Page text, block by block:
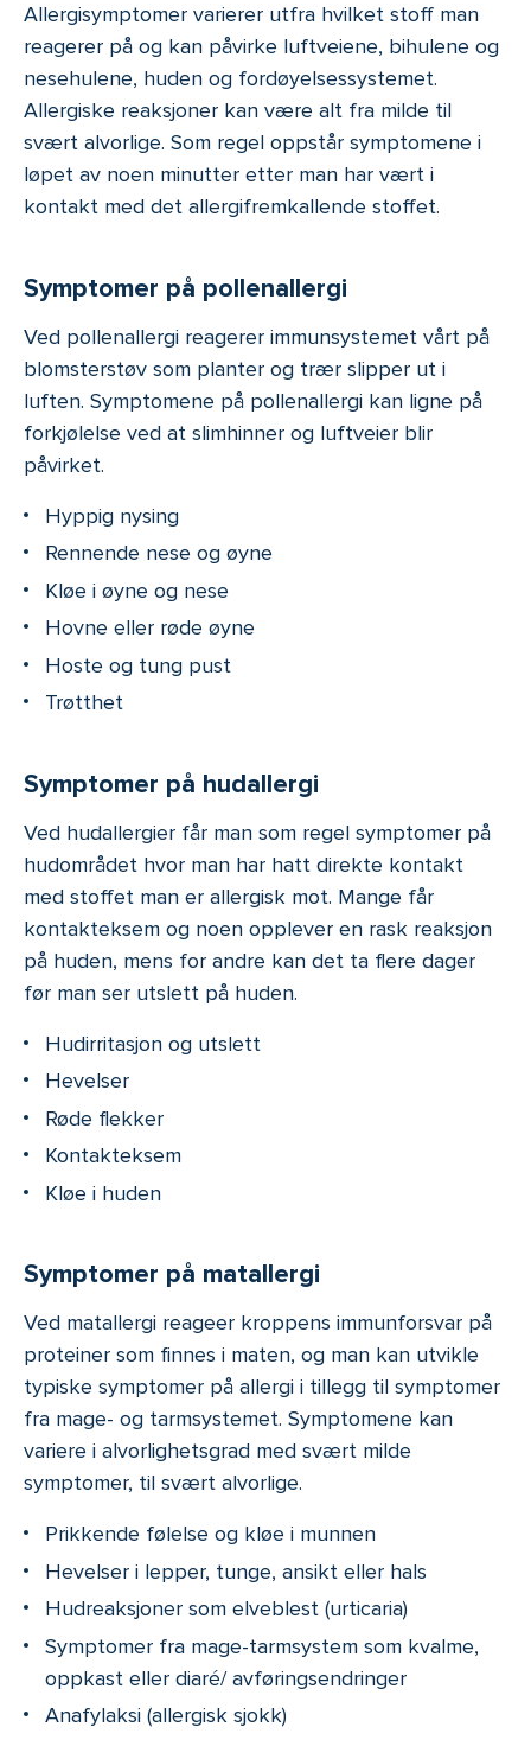
Allergisymptomer varierer utfra hvilket stoff man
reagerer på og kan påvirke luftveiene, bihulene og
nesehulene, huden og fordøyelsessystemet.
Allergiske reaksjoner kan være alt fra milde til
svært alvorlige. Som regel oppstår symptomene i
løpet av noen minutter etter man har vært i
kontakt med det allergifremkallende stoffet.
Symptomer på pollenallergi
Ved pollenallergi reagerer immunsystemet vårt på
blomsterstøv som planter og trær slipper ut i
luften. Symptomene på pollenallergi kan ligne på
forkjølelse ved at slimhinner og luftveier blir
påvirket.
Hyppig nysing
Rennende nese og øyne
Kløe i øyne og nese
Hovne eller røde øyne
Hoste og tung pust
Trøtthet
Symptomer på hudallergi
Ved hudallergier får man som regel symptomer på
hudområdet hvor man har hatt direkte kontakt
med stoffet man er allergisk mot. Mange får
kontakteksem og noen opplever en rask reaksjon
på huden, mens for andre kan det ta flere dager
før man ser utslett på huden.
Hudirritasjon og utslett
Hevelser
Røde flekker
Kontakteksem
Kløe i huden
Symptomer på matallergi
Ved matallergi reageer kroppens immunforsvar på
proteiner som finnes i maten, og man kan utvikle
typiske symptomer på allergi i tillegg til symptomer
fra mage- og tarmsystemet. Symptomene kan
variere i alvorlighetsgrad med svært milde
symptomer, til svært alvorlige.
Prikkende følelse og kløe i munnen
Hevelser i lepper, tunge, ansikt eller hals
Hudreaksjoner som elveblest (urticaria)
Symptomer fra mage-tarmsystem som kvalme,
oppkast eller diaré/ avføringsendringer
Anafylaksi (allergisk sjokk)